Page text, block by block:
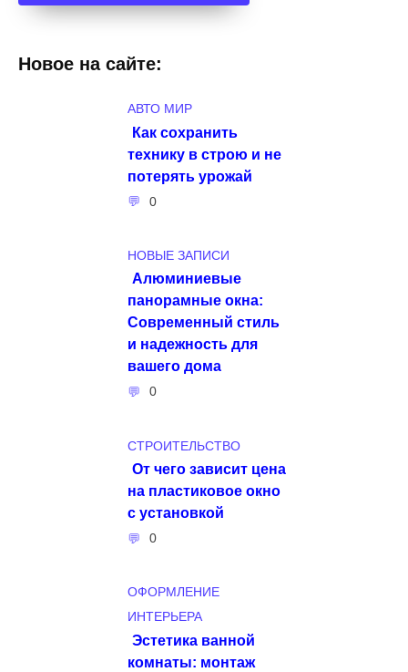
Новое на сайте:
АВТО МИР
Как сохранить
технику в строю и не
потерять урожай
0
НОВЫЕ ЗАПИСИ
Алюминиевые
панорамные окна:
Современный стиль
и надежность для
вашего дома
0
СТРОИТЕЛЬСТВО
От чего зависит цена
на пластиковое окно
с установкой
0
ОФОРМЛЕНИЕ
ИНТЕРЬЕРА
Эстетика ванной
комнаты: монтаж